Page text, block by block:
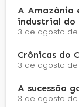
A Amazônia
industrial do
3 de agosto de
Crônicas do
3 de agosto de
A sucessão
3 de agosto de